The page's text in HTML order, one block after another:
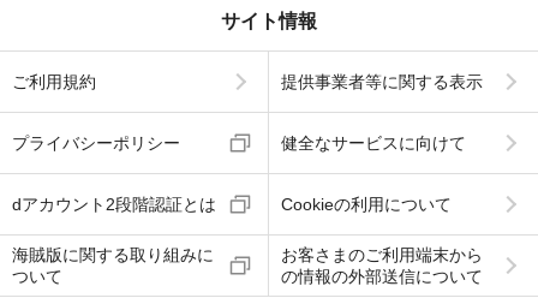
サイト情報
ご利用規約 提供事業者等に関する表示
プライバシーポリシー 健全なサービスに向けて
dアカウント2段階認証とは Cookieの利用について
海賊版に関する取り組みに
ついて
お客さまのご利用端末から
の情報の外部送信について